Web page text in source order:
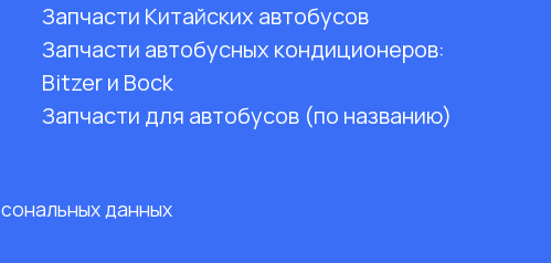
Запчасти Китайских автобусов
Запчасти автобусных кондиционеров:
Bitzer и Bock
Запчасти для автобусов (по названию)
данных